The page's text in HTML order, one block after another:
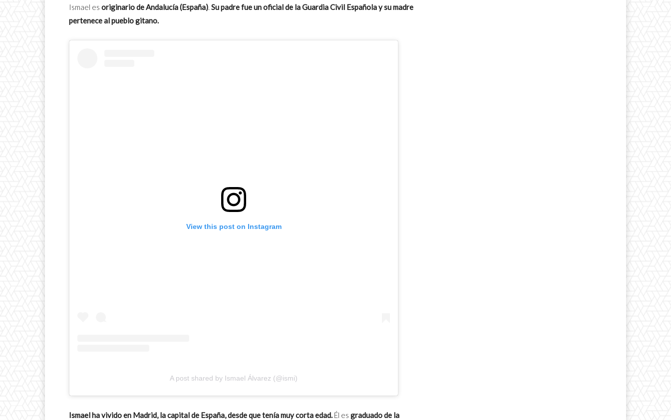
Ismael es originario de Andalucía (España). Su padre fue un oficial de la Guardia Civil Española y su madre
pertenece al pueblo gitano.
View this post on Instagram
A post shared by Ismael Álvarez (@ismi)
Ismael ha vivido en Madrid, la capital de España, desde que tenía muy corta edad. Él es graduado de la